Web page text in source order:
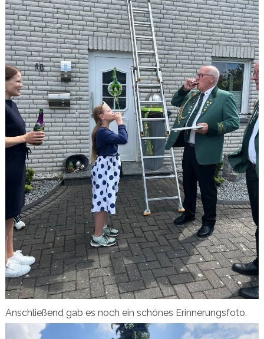
Anschließend gab es noch ein schönes Erinnerungsfoto.